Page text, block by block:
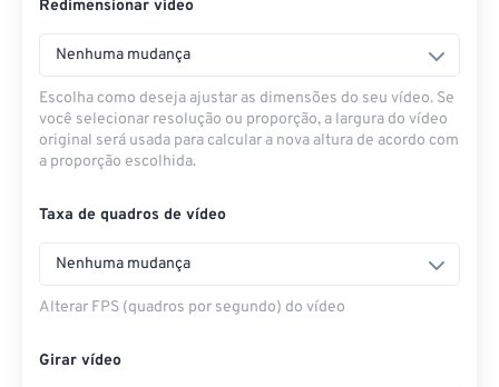
Redimensionar vídeo
Nenhuma mudança
Escolha como deseja ajustar as dimensões do seu vídeo. Se
você selecionar resolução ou proporção, a largura do vídeo
original será usada para calcular a nova altura de acordo com
a proporção escolhida.
Taxa de quadros de vídeo
Nenhuma mudança
Alterar FPS (quadros por segundo) do vídeo
Girar vídeo